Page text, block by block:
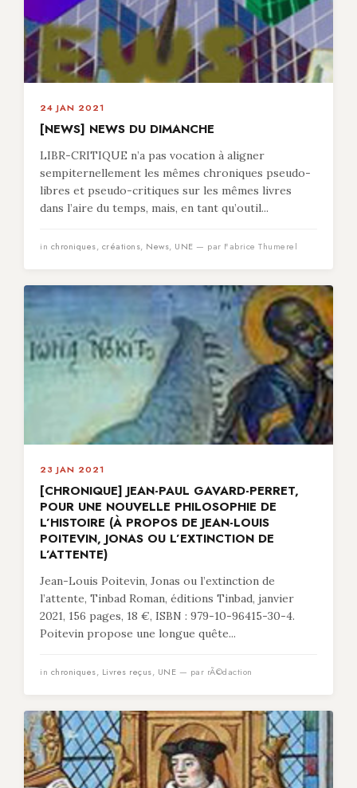
24 JAN 2021
[NEWS] NEWS DU DIMANCHE
LIBR-CRITIQUE n’a pas vocation à aligner
sempiternellement les mêmes chroniques pseudo-
libres et pseudo-critiques sur les mêmes livres
dans l’aire du temps, mais, en tant qu’outil...
in chroniques, créations, News, UNE — par Fabrice Thumerel
23 JAN 2021
[CHRONIQUE] JEAN-PAUL GAVARD-PERRET,
POUR UNE NOUVELLE PHILOSOPHIE DE
L’HISTOIRE (À PROPOS DE JEAN-LOUIS
POITEVIN, JONAS OU L’EXTINCTION DE
L’ATTENTE)
Jean-Louis Poitevin, Jonas ou l’extinction de
l’attente, Tinbad Roman, éditions Tinbad, janvier
2021, 156 pages, 18 €, ISBN : 979-10-96415-30-4.
Poitevin propose une longue quête...
in chroniques, Livres reçus, UNE — par rÃ©daction